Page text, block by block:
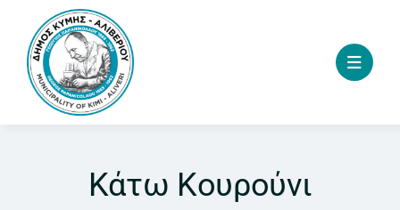
content
Κάτω Κουρούνι